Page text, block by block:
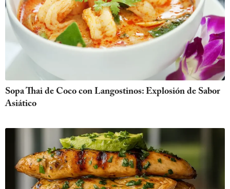
Sopa Thai de Coco con Langostinos: Explosión de Sabor
Asiático